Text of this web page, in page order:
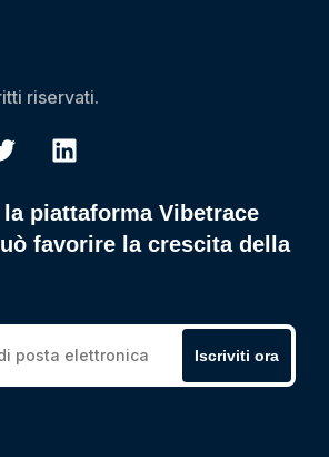
riservati.
piattaforma Vibetrace
favorire la crescita della
Iscriviti ora